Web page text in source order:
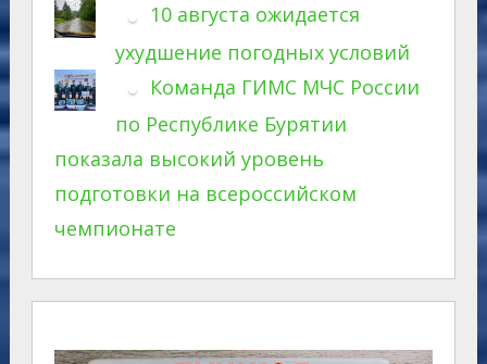
10 августа ожидается
ухудшение погодных условий
Команда ГИМС МЧС России
по Республике Бурятии
показала высокий уровень
подготовки на всероссийском
чемпионате